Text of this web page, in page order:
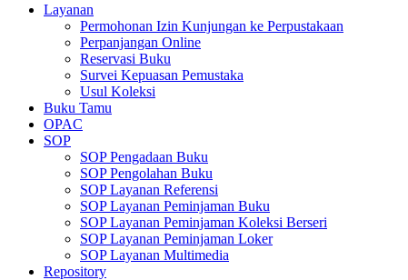
Layanan
Permohonan Izin Kunjungan ke Perpustakaan
Perpanjangan Online
Reservasi Buku
Survei Kepuasan Pemustaka
Usul Koleksi
Buku Tamu
OPAC
SOP
SOP Pengadaan Buku
SOP Pengolahan Buku
SOP Layanan Referensi
SOP Layanan Peminjaman Buku
SOP Layanan Peminjaman Koleksi Berseri
SOP Layanan Peminjaman Loker
SOP Layanan Multimedia
Repository